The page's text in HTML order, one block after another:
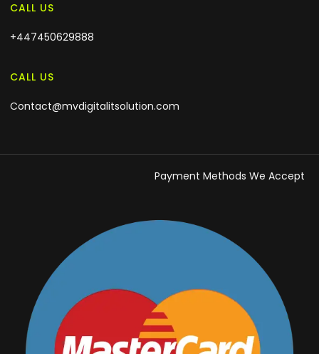
CALL US
+447450629888
CALL US
Contact@mvdigitalitsolution.com
Payment Methods We Accept